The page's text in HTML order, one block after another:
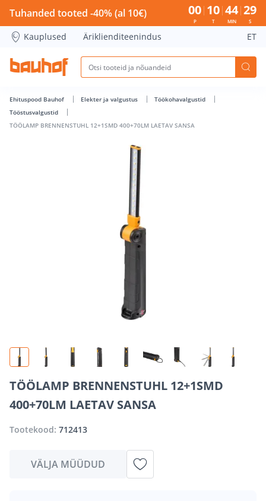
TÖÖLAMP BRENNENSTUHL 12+1SMD 400+70LM LAETAV
Tuhanded tooted -40% (al 10€) 00
P
10
T
44
MIN
29
S
Kauplused Äriklienditeenindus ET
Ehituspood Bauhof Elekter ja valgustus
Töökohavalgustid
Tööstusvalgustid
TÖÖLAMP BRENNENSTUHL 12+1SMD 400+70LM LAETAV SANSA
TÖÖLAMP BRENNENSTUHL 12+1SMD
400+70LM LAETAV SANSA
Tootekood: 712413
VÄLJA MÜÜDUD